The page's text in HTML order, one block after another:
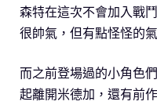
森特在這次不會加入戰
很帥氣，但有點怪怪的
而之前登場過的小角色
起離開米德加，還有前